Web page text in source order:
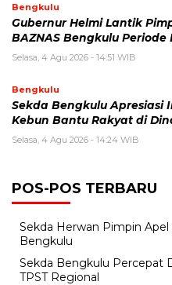
Bengkulu
Gubernur Helmi Lantik
BAZNAS Bengkulu Periode
Selasa, 4 Agu 2026 - 14:51 WIB
Bengkulu
Sekda Bengkulu Apresiasi
Kebun Bantu Rakyat di
Selasa, 4 Agu 2026 - 14:24 WIB
POS-POS TERBARU
Sekda Herwan Pimpin
Bengkulu
Sekda Bengkulu Percepat
TPST Regional